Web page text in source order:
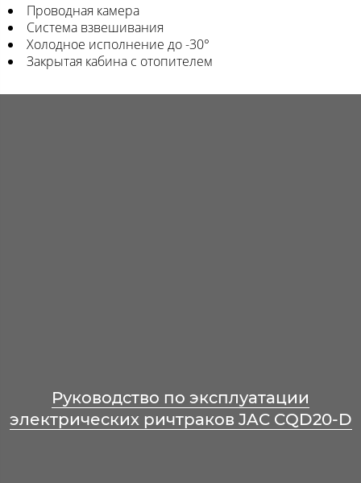
Проводная камера
Система взвешивания
Холодное исполнение до -30°
Закрытая кабина с отопителем
Руководство по эксплуатации
электрических ричтраков JAC CQD20-D